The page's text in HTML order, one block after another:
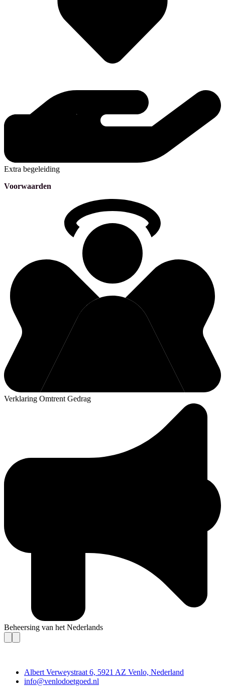
Extra begeleiding
Voorwaarden
Verklaring Omtrent Gedrag
Beheersing van het Nederlands
Albert Verweystraat 6, 5921 AZ Venlo, Nederland
info@venlodoetgoed.nl